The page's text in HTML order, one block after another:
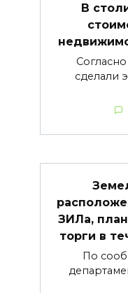
В
сделали
ЗИЛа,
торги в
По